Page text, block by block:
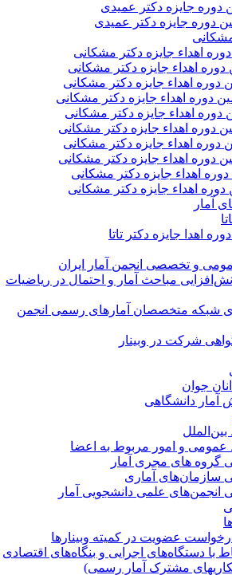
دوره جایزه دکتر عمیدی
دوره جایزه دکتر عمیدی
اهداء جایزه دکتر مشکانی
اهداء جایزه دکتر مشکانی
دوره اهداء جایزه دکتر مشکانی
دوره اهداء جایزه دکتر مشکانی
دوره اهداء جایزه دکتر مشکانی
دوره اهداء جایزه دکتر مشکانی
دوره اهداء جایزه دکتر مشکانی
دوره اهداء جایزه دکتر مشکانی
اهداء جایزه دکتر مشکانی
اهداء جایزه دکتر مشکانی
آمار
اهدا جایزه دکتر تاتا
و تخصصی انجمن آمار ایران
مباحث آمار و احتمال در ریاضیات
شبکه متخصصان آمارهای رسمی انجمن
شرکت در وبینار
جوان
آمار دانشگاهی
عمومی و امور مربوط به اعضا
گروه های مجری آمار
سازمان‌های آماری
انجمن‌های علمی دانشجویی آمار
عضویت در کمیته وبینارها
با دستگاه‌های اجرایی و بنگاه‌های اقتصادی
مشترک آمار رسمی)